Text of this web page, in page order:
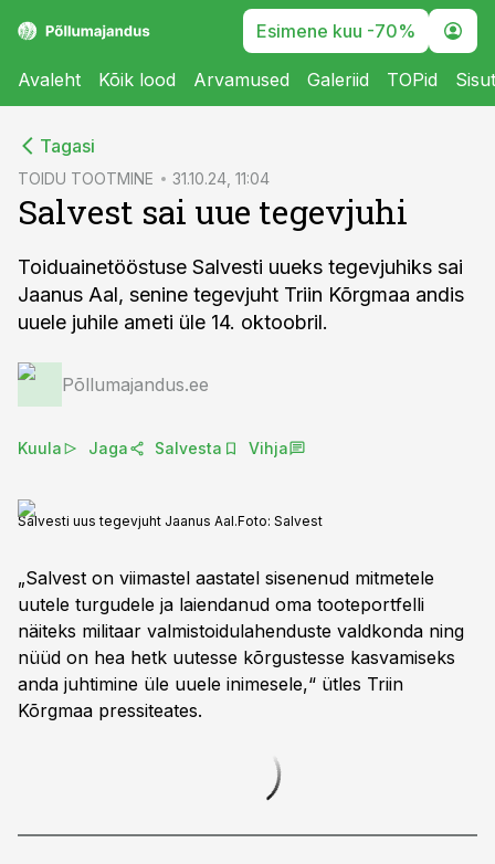
Esimene kuu -70%
Avaleht Kõik lood Arvamused Galeriid TOPid
Tagasi
TOIDU TOOTMINE 31.10.24, 11:04
Salvest sai uue tegevjuhi
Toiduainetööstuse Salvesti uueks tegevjuhiks sai
Jaanus Aal, senine tegevjuht Triin Kõrgmaa andis
uuele juhile ameti üle 14. oktoobril.
Põllumajandus.ee
Kuula Jaga Salvesta Vihja
Salvesti uus tegevjuht Jaanus Aal.Foto: Salvest
„Salvest on viimastel aastatel sisenenud mitmetele
uutele turgudele ja laiendanud oma tooteportfelli
näiteks militaar valmistoidulahenduste valdkonda ning
nüüd on hea hetk uutesse kõrgustesse kasvamiseks
anda juhtimine üle uuele inimesele,“ ütles Triin
Kõrgmaa pressiteates.